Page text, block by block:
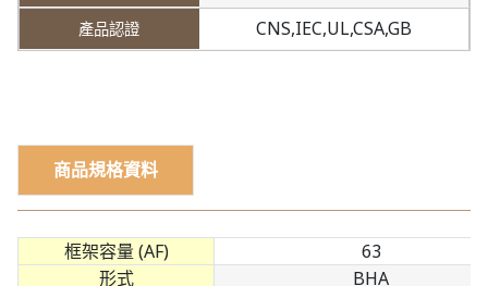
CNS,IEC,UL,CSA,GB
商品規格資料
框架容量 (AF)
63
形式
BHA